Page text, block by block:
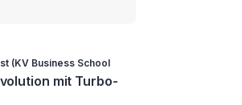
(KV Business School
mit Turbo-